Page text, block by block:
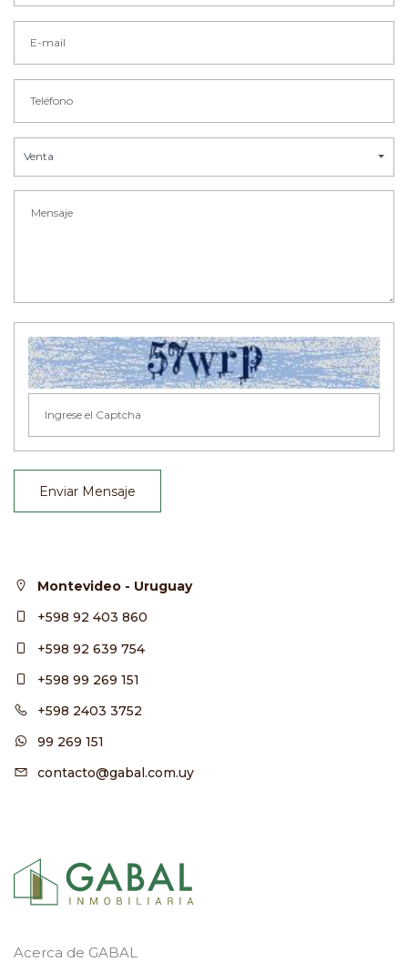
Venta
Enviar Mensaje
Montevideo - Uruguay
+598 92 403 860
+598 92 639 754
+598 99 269 151
+598 2403 3752
99 269 151
contacto@gabal.com.uy
Acerca de GABAL